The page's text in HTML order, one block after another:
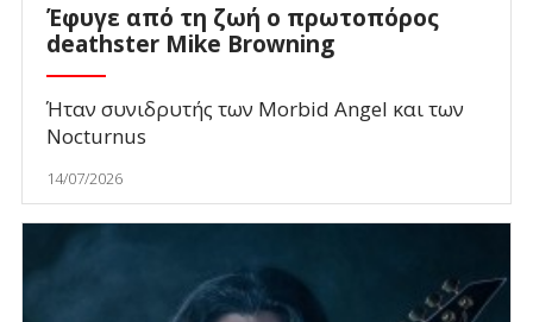
Έφυγε από τη ζωή ο πρωτοπόρος
deathster Mike Browning
Ήταν συνιδρυτής των Morbid Angel και των
Nocturnus
14/07/2026